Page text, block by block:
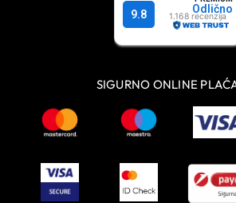
SIGURNO ONLINE